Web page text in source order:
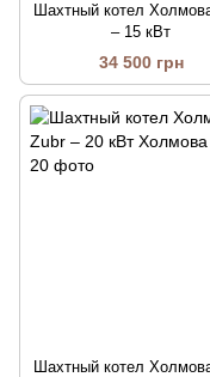
Шахтный котел
– 15 кВт
34 500 грн
Шахтный котел